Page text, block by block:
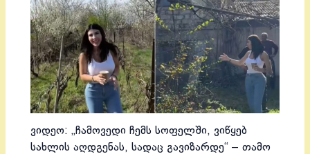
ვიდეო: „ჩამოვედი ჩემს სოფელში, ვიწყებ
სახლის აღდგენას, სადაც გავიზარდე“ – თამო